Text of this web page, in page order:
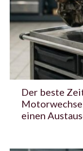
Der beste
einen